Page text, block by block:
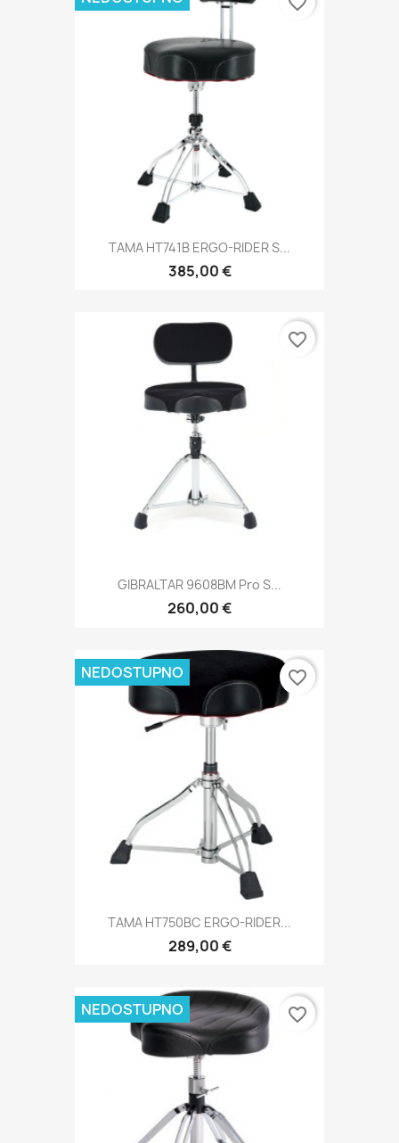
TAMA HT741B ERGO-RIDER S...
385,00 €
GIBRALTAR 9608BM Pro S...
260,00 €
favorite_border
TAMA HT750BC ERGO-RIDER...
289,00 €
NEDOSTUPNO favorite_border
NEDOSTUPNO favorite_border